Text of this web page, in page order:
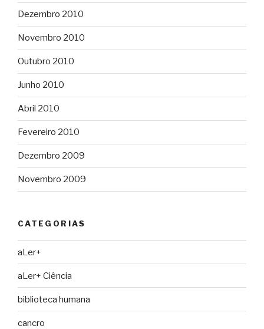
Dezembro 2010
Novembro 2010
Outubro 2010
Junho 2010
Abril 2010
Fevereiro 2010
Dezembro 2009
Novembro 2009
CATEGORIAS
aLer+
aLer+ Ciência
biblioteca humana
cancro